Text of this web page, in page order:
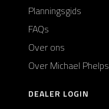
Planningsgids
FAQs
Over ons
Over Michael Phelps
DEALER LOGIN